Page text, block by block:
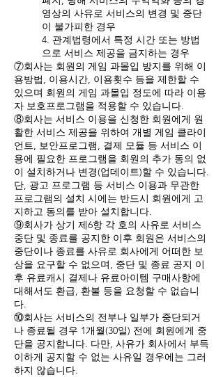
영상의 사유로 서비스의 변경 및 중단
이 불가피한 경우
4. 관계법령에서 특정 시간 또는 방법
으로 서비스 제공을 금지하는 경우
⑦회사는 회원의 게임 과몰입 방지를 위해 이
용방법, 이용시간, 이용횟수 등을 제한할 수
있으며 회원의 게임 과몰입 정도에 따라 이용
자 보호프로그램을 적용할 수 있습니다.
⑧회사는 서비스 이용을 신청한 회원에게 원
활한 서비스 제공을 위하여 개별 게임 클라이
언트, 보안프로그램, 결제 모듈 등 서비스 이
용에 필요한 프로그램을 회원의 추가 동의 없
이 설치하거나 변경(업데이트)할 수 있습니다.
단, 광고 프로그램 등 서비스 이용과 무관한
프로그램의 설치 시에는 반드시 회원에게 고
지하고 동의를 받아 설치합니다.
⑨회사가 상기 제6항 각 호의 사유로 서비스
중단 및 종료를 공지한 이후 회원은 서비스의
중단이나 종료를 사유로 회사에게 어떠한 보
상을 요구할 수 없으며, 중단 및 종료 공지 이
후 유료캐시 결제나 유료아이템 구매사항에
대해서도 환급, 환불 등을 요청할 수 없습니
다.
⑩회사는 서비스의 전부나 일부가 중단되거
나 종료될 경우 1개월(30일) 전에 회원에게 중
단을 공지합니다. 다만, 사유가 회사에서 부득
이하게 공지할 수 없는 사유일 경우에는 그러
하지 않습니다.